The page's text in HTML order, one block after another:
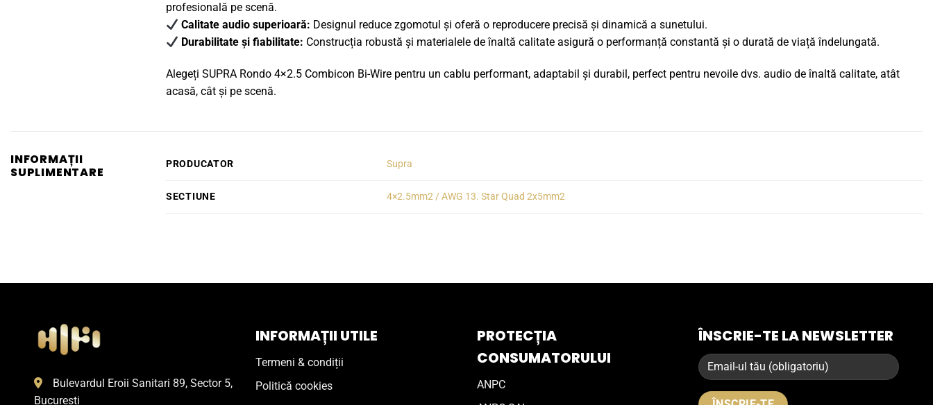
profesională pe scenă.
Calitate audio superioară: Designul reduce zgomotul și oferă o reproducere precisă și dinamică a sunetului.
Durabilitate și fiabilitate: Construcția robustă și materialele de înaltă calitate asigură o performanță constantă și o durată de viață îndelungată.
Alegeți SUPRA Rondo 4×2.5 Combicon Bi-Wire pentru un cablu performant, adaptabil și durabil, perfect pentru nevoile dvs. audio de înaltă calitate, atât
acasă, cât și pe scenă.
INFORMAȚII
SUPLIMENTARE
PRODUCATOR Supra
SECTIUNE 4×2.5mm2 / AWG 13. Star Quad 2x5mm2
Bulevardul Eroii Sanitari 89, Sector 5,
Bucuresti
INFORMAȚII UTILE
Termeni & condiții
Politică cookies
PROTECȚIA
CONSUMATORULUI
ANPC
ÎNSCRIE-TE LA NEWSLETTER